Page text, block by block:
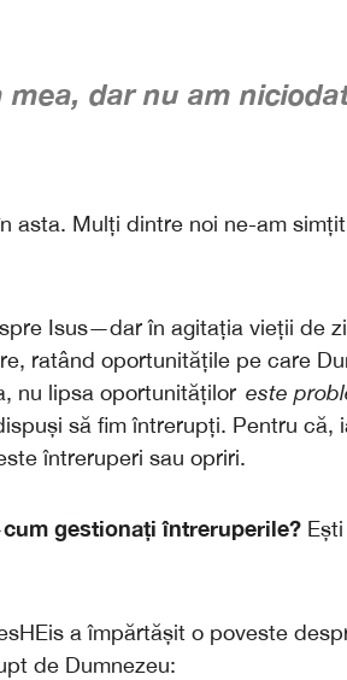
dar nu am
asta. Mulți dintre noi ne-am
Isus—dar în agitația vieții de
ratând oportunitățile pe care
nu lipsa oportunităților este
să fim întrerupți. Pentru că,
întreruperi sau opriri.
cum gestionați întreruperile? Ești
a împărtășit o poveste
de Dumnezeu: